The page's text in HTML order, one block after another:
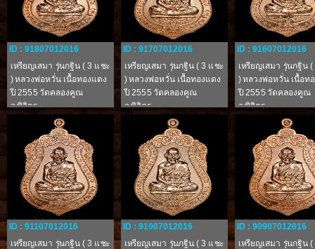
ID : 91807012016
เหรียญเสมา รุ่นกฐิน ( 3 แชะ
) หลวงพ่อหวั่น เนื้อทองแดง
ปี 2555 วัดคลองคูณ
จ.พิจิตร
ID : 91707012016
เหรียญเสมา รุ่นกฐิน ( 3 แชะ
) หลวงพ่อหวั่น เนื้อทองแดง
ปี 2555 วัดคลองคูณ
จ.พิจิตร
ID : 91607012016
เหรียญเสมา รุ่นกฐิน
) หลวงพ่อหวั่น เนื้อท
ปี 2555 วัดคลองคูณ
จ.พิจิตร
ID : 91107012016
เหรียญเสมา รุ่นกฐิน ( 3 แชะ
ID : 91007012016
เหรียญเสมา รุ่นกฐิน ( 3 แชะ
ID : 90907012016
เหรียญเสมา รุ่นกฐิน